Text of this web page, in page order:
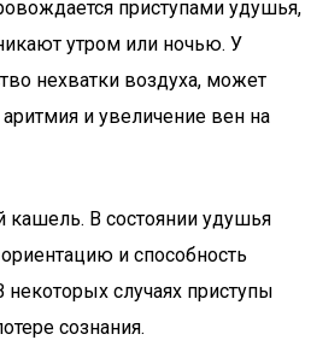
приступами удушья,
утром или ночью. У
нехватки воздуха, может
и увеличение вен на
кашель. В состоянии удушья
и способность
некоторых случаях приступы
сознания.